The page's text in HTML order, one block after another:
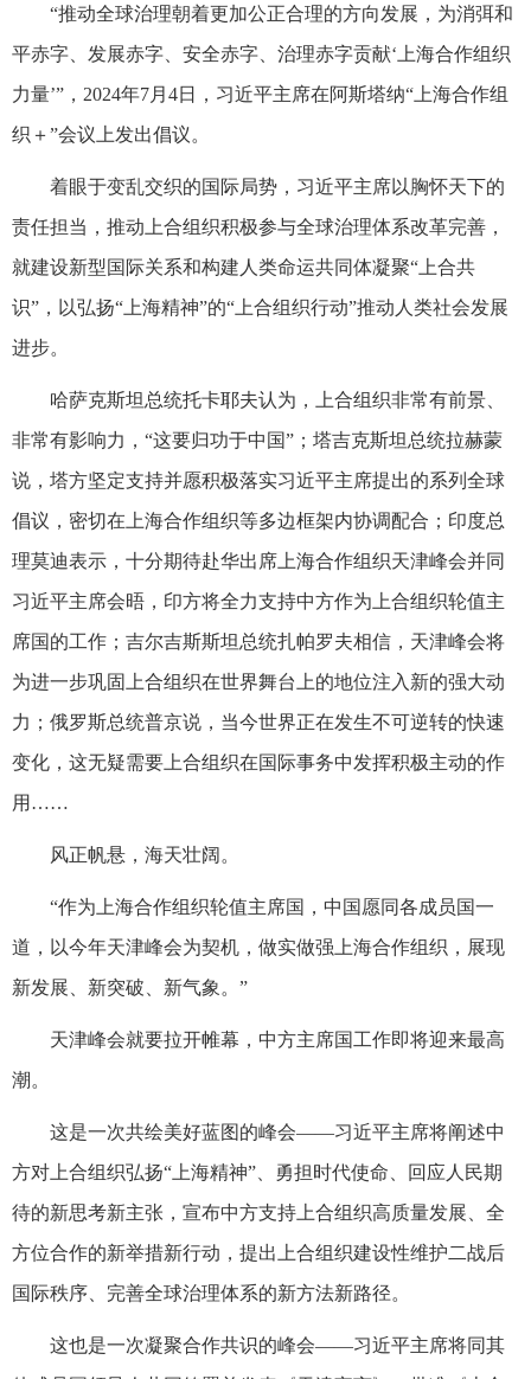
“推动全球治理朝着更加公正合理的方向发展，为消弭和
平赤字、发展赤字、安全赤字、治理赤字贡献‘上海合作组织
力量’”，2024年7月4日，习近平主席在阿斯塔纳“上海合作组
织＋”会议上发出倡议。
着眼于变乱交织的国际局势，习近平主席以胸怀天下的
责任担当，推动上合组织积极参与全球治理体系改革完善，
就建设新型国际关系和构建人类命运共同体凝聚“上合共
识”，以弘扬“上海精神”的“上合组织行动”推动人类社会发展
进步。
哈萨克斯坦总统托卡耶夫认为，上合组织非常有前景、
非常有影响力，“这要归功于中国”；塔吉克斯坦总统拉赫蒙
说，塔方坚定支持并愿积极落实习近平主席提出的系列全球
倡议，密切在上海合作组织等多边框架内协调配合；印度总
理莫迪表示，十分期待赴华出席上海合作组织天津峰会并同
习近平主席会晤，印方将全力支持中方作为上合组织轮值主
席国的工作；吉尔吉斯斯坦总统扎帕罗夫相信，天津峰会将
为进一步巩固上合组织在世界舞台上的地位注入新的强大动
力；俄罗斯总统普京说，当今世界正在发生不可逆转的快速
变化，这无疑需要上合组织在国际事务中发挥积极主动的作
用……
风正帆悬，海天壮阔。
“作为上海合作组织轮值主席国，中国愿同各成员国一
道，以今年天津峰会为契机，做实做强上海合作组织，展现
新发展、新突破、新气象。”
天津峰会就要拉开帷幕，中方主席国工作即将迎来最高
潮。
这是一次共绘美好蓝图的峰会——习近平主席将阐述中
方对上合组织弘扬“上海精神”、勇担时代使命、回应人民期
待的新思考新主张，宣布中方支持上合组织高质量发展、全
方位合作的新举措新行动，提出上合组织建设性维护二战后
国际秩序、完善全球治理体系的新方法新路径。
这也是一次凝聚合作共识的峰会——习近平主席将同其